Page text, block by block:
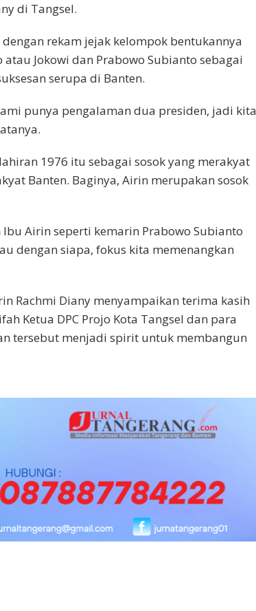
di Tangsel.
rekam jejak kelompok bentukannya
Jokowi dan Prabowo Subianto sebagai
serupa di Banten.
punya pengalaman dua presiden, jadi kita
1976 itu sebagai sosok yang merakyat
Banten. Baginya, Airin merupakan sosok
Airin seperti kemarin Prabowo Subianto
dengan siapa, fokus kita memenangkan
Rachmi Diany menyampaikan terima kasih
Ketua DPC Projo Kota Tangsel dan para
tersebut menjadi spirit untuk membangun